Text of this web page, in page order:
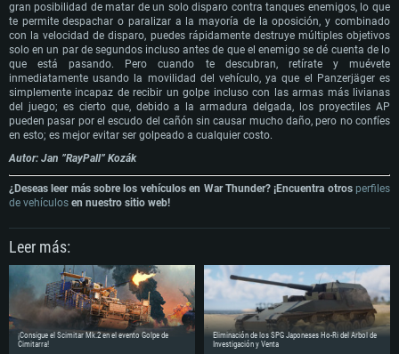
gran posibilidad de matar de un solo disparo contra tanques enemigos, lo que
te permite despachar o paralizar a la mayoría de la oposición, y combinado
con la velocidad de disparo, puedes rápidamente destruye múltiples objetivos
solo en un par de segundos incluso antes de que el enemigo se dé cuenta de lo
que está pasando. Pero cuando te descubran, retírate y muévete
inmediatamente usando la movilidad del vehículo, ya que el Panzerjäger es
simplemente incapaz de recibir un golpe incluso con las armas más livianas
del juego; es cierto que, debido a la armadura delgada, los proyectiles AP
pueden pasar por el escudo del cañón sin causar mucho daño, pero no confíes
en esto; es mejor evitar ser golpeado a cualquier costo.
Autor: Jan ”RayPall” Kozák
¿Deseas leer más sobre los vehículos en War Thunder? ¡Encuentra otros perfiles
de vehículos en nuestro sitio web!
Leer más:
¡Consigue el Scimitar Mk.2 en el evento Golpe de
Cimitarra!
Eliminación de los SPG Japoneses Ho-Ri del Árbol de
Investigación y Venta